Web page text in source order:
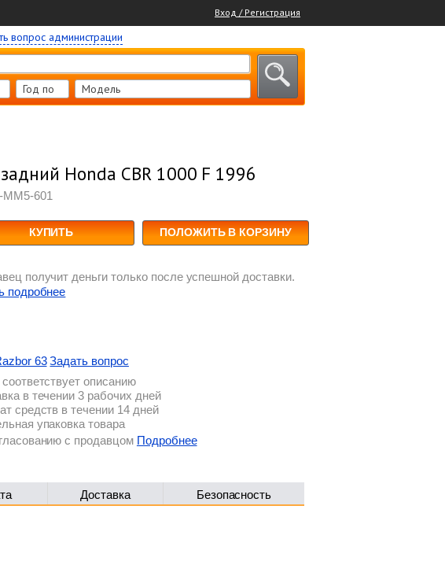
Вход / Регистрация
вопрос администрации
Год по Модель
Honda CBR 1000 F 1996
MM5-601
КУПИТЬ ПОЛОЖИТЬ В КОРЗИНУ
получит деньги только после успешной доставки.
подробнее
63 Задать вопрос
описанию
в течении 3 рабочих дней
средств в течении 14 дней
упаковка товара
с продавцом Подробнее
Доставка Безопасность